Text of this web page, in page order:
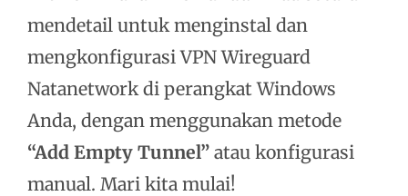
mendetail untuk menginstal dan
mengkonfigurasi VPN Wireguard
Natanetwork di perangkat Windows
Anda, dengan menggunakan metode
“Add Empty Tunnel” atau konfigurasi
manual. Mari kita mulai!